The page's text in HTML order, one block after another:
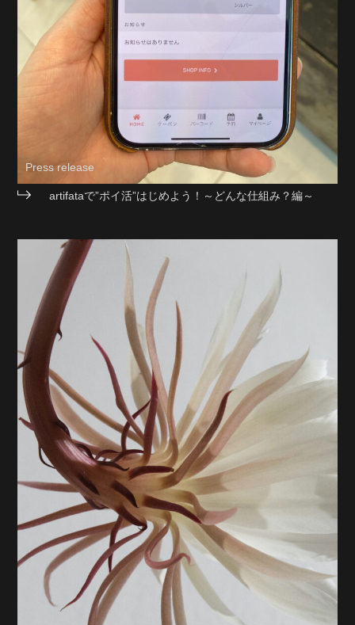
Press release
artifataで”ポイ活”はじめよう！～どんな仕組み？編～